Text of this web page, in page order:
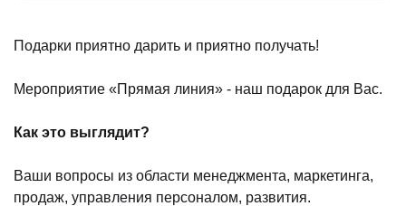
Подарки приятно дарить и приятно получать!
Мероприятие «Прямая линия» - наш подарок для Вас.
Как это выглядит?
Ваши вопросы из области менеджмента, маркетинга,
продаж, управления персоналом, развития.